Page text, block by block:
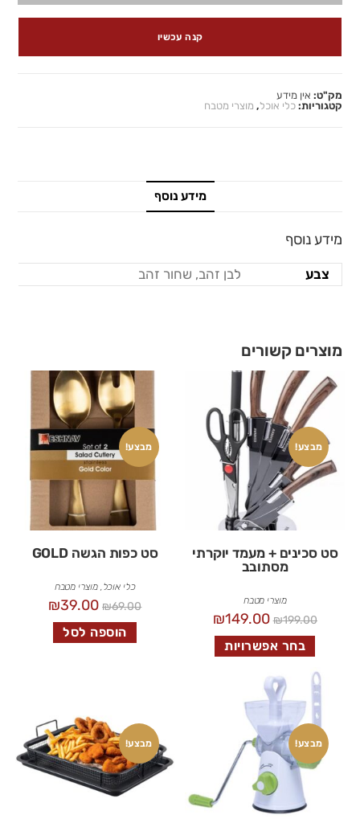
קנה עכשיו
מק"ט: אין מידע
קטגוריות:כלי אוכל, מוצרי מטבח
מידע נוסף
מידע נוסף
צבע לבן זהב, שחור זהב
מוצרים קשורים
מבצע!
סט סכינים + מעמד יוקרתי
מסתובב
מוצרי מטבח
₪199.00
₪149.00
בחר אפשרויות
מבצע!
סט כפות הגשה GOLD
כלי אוכל,מוצרי מטבח
₪69.00
₪39.00
הוספה לסל
מבצע! מבצע!